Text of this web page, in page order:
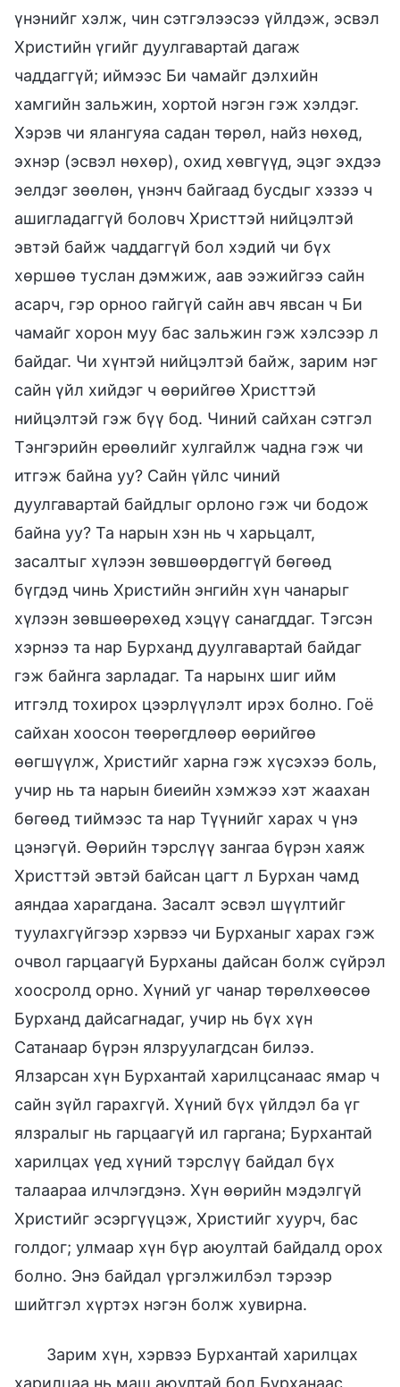
үнэнийг хэлж, чин сэтгэлээсээ үйлдэж, эсвэл
Христийн үгийг дуулгавартай дагаж
чаддаггүй; иймээс Би чамайг дэлхийн
хамгийн зальжин, хортой нэгэн гэж хэлдэг.
Хэрэв чи ялангуяа садан төрөл, найз нөхөд,
эхнэр (эсвэл нөхөр), охид хөвгүүд, эцэг эхдээ
эелдэг зөөлөн, үнэнч байгаад бусдыг хэзээ ч
ашигладаггүй боловч Христтэй нийцэлтэй
эвтэй байж чаддаггүй бол хэдий чи бүх
хөршөө туслан дэмжиж, аав ээжийгээ сайн
асарч, гэр орноо гайгүй сайн авч явсан ч Би
чамайг хорон муу бас зальжин гэж хэлсээр л
байдаг. Чи хүнтэй нийцэлтэй байж, зарим нэг
сайн үйл хийдэг ч өөрийгөө Христтэй
нийцэлтэй гэж бүү бод. Чиний сайхан сэтгэл
Тэнгэрийн ерөөлийг хулгайлж чадна гэж чи
итгэж байна уу? Сайн үйлс чиний
дуулгавартай байдлыг орлоно гэж чи бодож
байна уу? Та нарын хэн нь ч харьцалт,
засалтыг хүлээн зөвшөөрдөггүй бөгөөд
бүгдэд чинь Христийн энгийн хүн чанарыг
хүлээн зөвшөөрөхөд хэцүү санагддаг. Тэгсэн
хэрнээ та нар Бурханд дуулгавартай байдаг
гэж байнга зарладаг. Та нарынх шиг ийм
итгэлд тохирох цээрлүүлэлт ирэх болно. Гоё
сайхан хоосон төөрөгдлөөр өөрийгөө
өөгшүүлж, Христийг харна гэж хүсэхээ боль,
учир нь та нарын биеийн хэмжээ хэт жаахан
бөгөөд тиймээс та нар Түүнийг харах ч үнэ
цэнэгүй. Өөрийн тэрслүү зангаа бүрэн хаяж
Христтэй эвтэй байсан цагт л Бурхан чамд
аяндаа харагдана. Засалт эсвэл шүүлтийг
туулахгүйгээр хэрвээ чи Бурханыг харах гэж
очвол гарцаагүй Бурханы дайсан болж сүйрэл
хоосролд орно. Хүний уг чанар төрөлхөөсөө
Бурханд дайсагнадаг, учир нь бүх хүн
Сатанаар бүрэн ялзруулагдсан билээ.
Ялзарсан хүн Бурхантай харилцсанаас ямар ч
сайн зүйл гарахгүй. Хүний бүх үйлдэл ба үг
ялзралыг нь гарцаагүй ил гаргана; Бурхантай
харилцах үед хүний тэрслүү байдал бүх
талаараа илчлэгдэнэ. Хүн өөрийн мэдэлгүй
Христийг эсэргүүцэж, Христийг хуурч, бас
голдог; улмаар хүн бүр аюултай байдалд орох
болно. Энэ байдал үргэлжилбэл тэрээр
шийтгэл хүртэх нэгэн болж хувирна.
Зарим хүн, хэрвээ Бурхантай харилцах
харилцаа нь маш аюултай бол Бурханаас